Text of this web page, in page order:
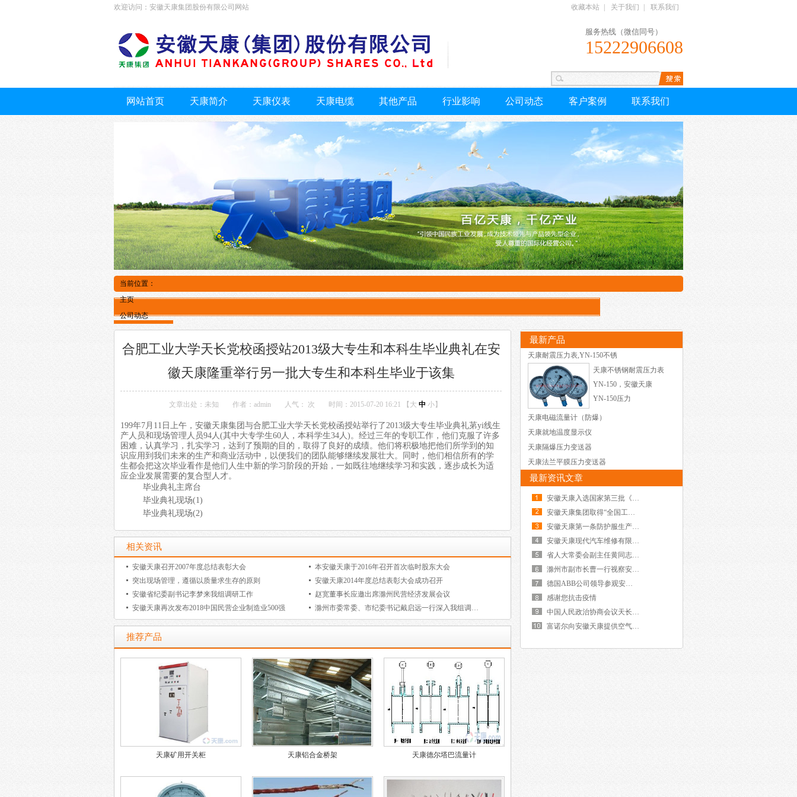
欢迎访问：安徽天康集团股份有限公司网站 收藏本站 关于我们 联系我们
服务热线（微信同号）
15222906608
网站首页 天康简介 天康仪表 天康电缆 其他产品 行业影响 公司动态 客户案例 联系我们
当前位置：
主页
公司动态
合肥工业大学天长党校函授站2013级大专生和本科生毕业典礼在安
徽天康隆重举行另一批大专生和本科生毕业于该集
文章出处：未知 作者：admin 人气： 次 时间：2015-07-20 16:21 【 大 中 小】
199年7月11日上午，安徽天康集团与合肥工业大学天长党校函授站举行了2013级大专生毕业典礼苐yi线生
产人员和现场管理人员94人(其中大专学生60人，本科学生34人)。经过三年的专职工作，他们克服了许多
困难，认真学习，扎实学习，达到了预期的目的，取得了良好的成绩。他们将积极地把他们所学到的知
识应用到我们未来的生产和商业活动中，以便我们的团队能够继续发展壮大。同时，他们相信所有的学
生都会把这次毕业看作是他们人生中新的学习阶段的开始，一如既往地继续学习和实践，逐步成长为适
应企业发展需要的复合型人才。
毕业典礼主席台
毕业典礼现场(1)
毕业典礼现场(2)
相关资讯
安徽天康召开2007年度总结表彰大会
本安徽天康于2016年召开首次临时股东大会
突出现场管理，遵循以质量求生存的原则
安徽天康2014年度总结表彰大会成功召开
安徽省纪委副书记李梦来我组调研工作
赵宽董事长应邀出席滁州民营经济发展会议
安徽天康再次发布2018中国民营企业制造业500强
滁州市委常委、市纪委书记戴启远一行深入我组调研工作
推荐产品
天康矿用开关柜 天康铝合金桥架 天康德尔塔巴流量计
最新产品
天康耐震压力表,YN-150不锈
天康不锈钢耐震压力表
YN-150，安徽天康
YN-150压力
天康电磁流量计（防爆）
天康就地温度显示仪
天康隔爆压力变送器
天康法兰平膜压力变送器
最新资讯文章
安徽天康入选国家第三批《全国示范性劳模和工
安徽天康集团取得“全国工厂事务公开民主管理
安徽天康第一条防护服生产线顺利投产
安徽天康现代汽车维修有限公司隆重开业
省人大常委会副主任黄同志来我团视察工作
滁州市副市长曹一行视察安徽天康光电公司
德国ABB公司领导参观安徽天康
感谢您抗击疫情
中国人民政治协商会议天长市委员会主席董视察
富诺尔向安徽天康提供空气压缩设备